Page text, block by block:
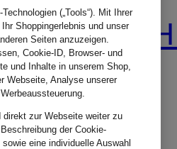
(„Tools“). Mit Ihrer
Shoppingerlebnis und unser
Seiten anzuzeigen.
Cookie-ID, Browser- und
und Inhalte in unserem Shop,
Webseite, Analyse unserer
zur Webseite weiter zu
der Cookie-
eine individuelle Auswahl